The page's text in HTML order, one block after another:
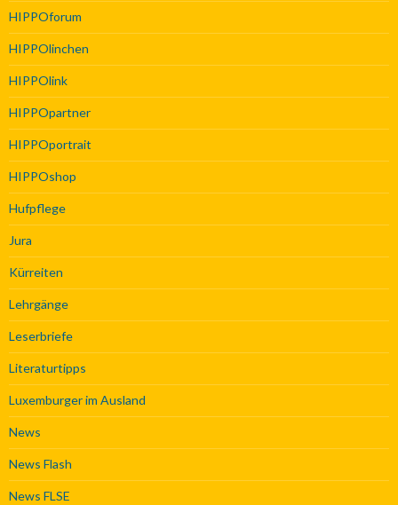
HIPPOforum
HIPPOlinchen
HIPPOlink
HIPPOpartner
HIPPOportrait
HIPPOshop
Hufpflege
Jura
Kürreiten
Lehrgänge
Leserbriefe
Literaturtipps
Luxemburger im Ausland
News
News Flash
News FLSE